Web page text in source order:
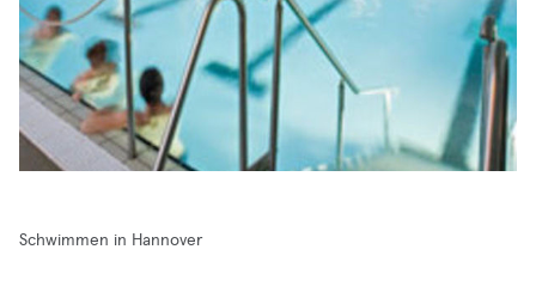
Schwimmen in Hannover